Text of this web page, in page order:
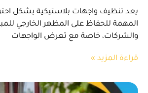
يعد تنظيف واجهات بلاستيكية بشكل
المهمة للحفاظ على المظهر الخارجي
والشركات، خاصة مع تعرض الواجهات
قراءة المزيد »